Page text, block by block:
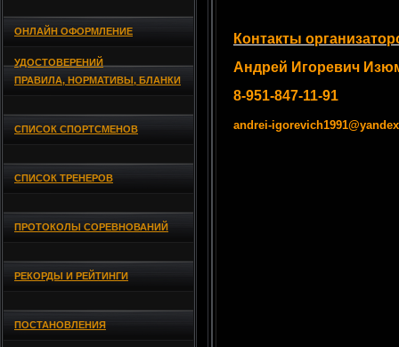
ОНЛАЙН ОФОРМЛЕНИЕ
УДОСТОВЕРЕНИЙ
ПРАВИЛА, НОРМАТИВЫ, БЛАНКИ
СПИСОК СПОРТСМЕНОВ
СПИСОК ТРЕНЕРОВ
ПРОТОКОЛЫ СОРЕВНОВАНИЙ
РЕКОРДЫ И РЕЙТИНГИ
ПОСТАНОВЛЕНИЯ
Контакты
Андрей Игоревич
8-951-847-11-91
andrei-